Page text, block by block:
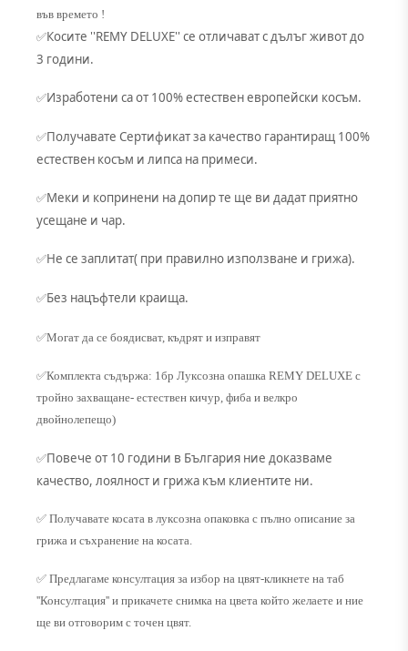
във времето !
✅Косите ''REMY DELUXE'' се отличават с дълъг живот до
3 години.
✅Изработени са от 100% естествен европейски косъм.
✅Получавате Сертификат за качество гарантиращ 100%
естествен косъм и липса на примеси.
✅Меки и копринени на допир те ще ви дадат приятно
усещане и чар.
✅Не се заплитат( при правилно използване и грижа).
✅Без нацъфтели краища.
✅Могат да се боядисват, къдрят и изправят
✅Комплекта съдържа: 1бр Луксозна опашка REMY DELUXE с
тройно захващане- естествен кичур, фиба и велкро
двойнолепещо)
✅Повече от 10 години в България ние доказваме
качество, лоялност и грижа към клиентите ни.
✅ Получавате косата в луксозна опаковка с пълно описание за
грижа и съхранение на косата.
✅ Предлагаме консултация за избор на цвят-кликнете на таб
''Консултация'' и прикачете снимка на цвета който желаете и ние
ще ви отговорим с точен цвят.